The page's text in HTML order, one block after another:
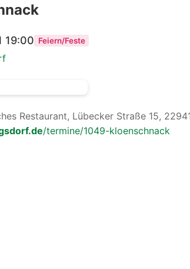
19:00 Feiern/Feste
Restaurant, Lübecker Straße 15,
/termine/1049-kloenschnack